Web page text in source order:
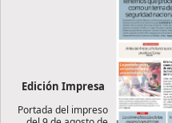
Edición Impresa
Portada del impreso